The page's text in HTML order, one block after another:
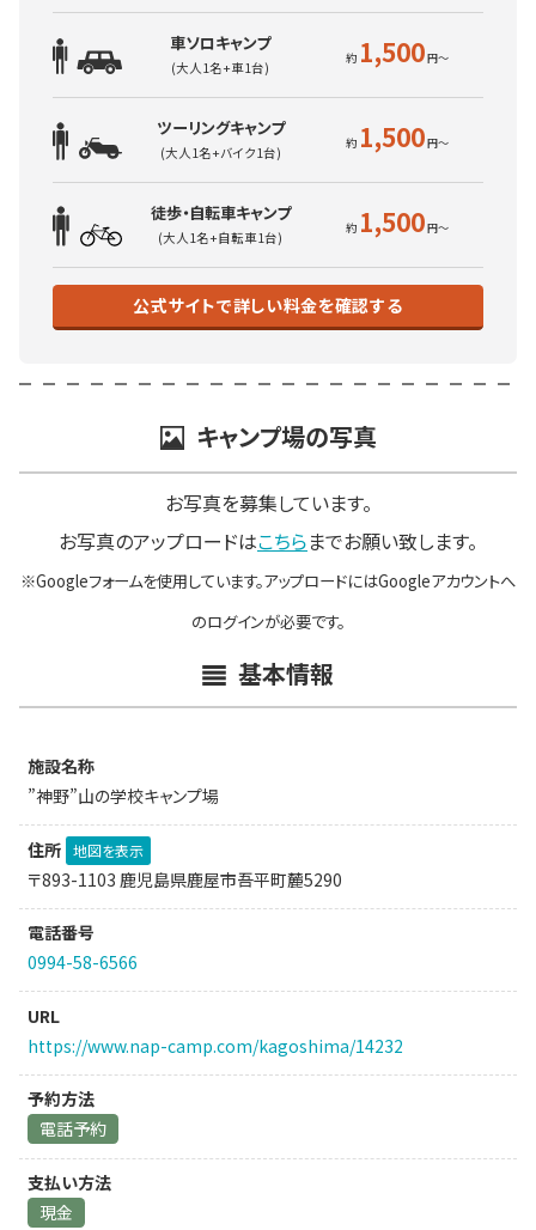
車ソロキャンプ
(大人1名+車1台) 1,500
ツーリングキャンプ
(大人1名+バイク1台) 1,500
徒歩・自転車キャンプ
(大人1名+自転車1台) 1,500
公式サイトで詳しい料金を確認する
キャンプ場の写真
お写真を募集しています。
お写真のアップロードはこちらまでお願い致します。
※Googleフォームを使用しています。アップロードにはGoogleアカウントへ
のログインが必要です。
基本情報
施設名称
”神野”山の学校キャンプ場
住所 地図を表示
〒893-1103 鹿児島県鹿屋市吾平町麓5290
電話番号
0994-58-6566
URL
https://www.nap-camp.com/kagoshima/14232
予約方法
電話予約
支払い方法
現金